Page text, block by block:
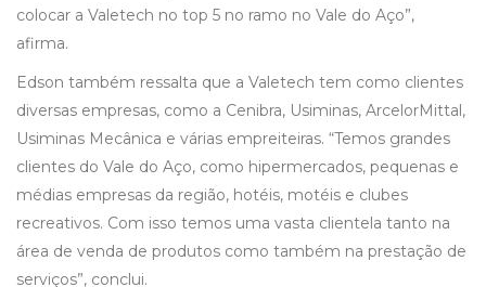
colocar a Valetech no top 5 no ramo no Vale do Aço”,
afirma.
Edson também ressalta que a Valetech tem como clientes
diversas empresas, como a Cenibra, Usiminas, ArcelorMittal,
Usiminas Mecânica e várias empreiteiras. “Temos grandes
clientes do Vale do Aço, como hipermercados, pequenas e
médias empresas da região, hotéis, motéis e clubes
recreativos. Com isso temos uma vasta clientela tanto na
área de venda de produtos como também na prestação de
serviços”, conclui.